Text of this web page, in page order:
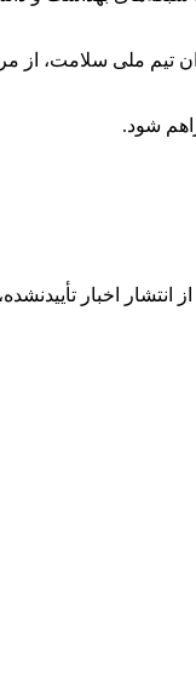
تیم ملی سلامت،
شود.
اخبار